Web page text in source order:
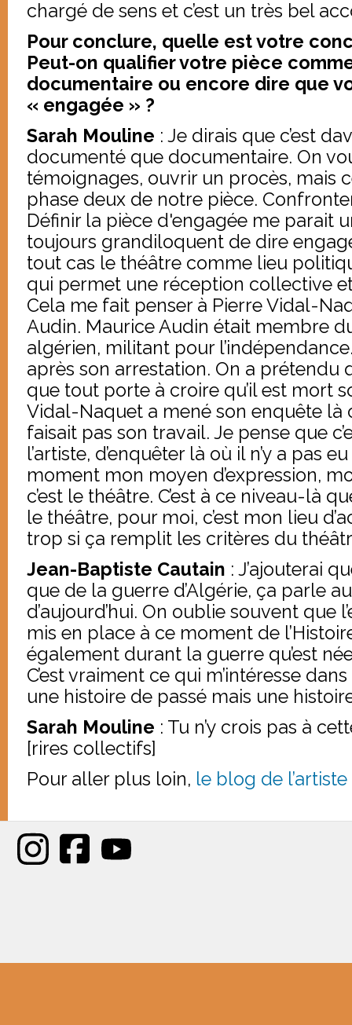
chargé de sens et c’est un très bel
Pour conclure, quelle est votre
Peut-on qualifier votre pièce
documentaire ou encore dire que
« engagée » ?
Sarah Mouline : Je dirais que c’est
documenté que documentaire. On
témoignages, ouvrir un procès, mais
phase deux de notre pièce.
Définir la pièce d'engagée me parait
toujours grandiloquent de dire
tout cas le théâtre comme lieu
qui permet une réception collective et
Cela me fait penser à Pierre Vidal-
Audin. Maurice Audin était membre
algérien, militant pour
après son arrestation. On a prétendu
que tout porte à croire qu’il est mort
Vidal-Naquet a mené son enquête là
faisait pas son travail. Je pense que
l’artiste, d’enquêter là où il n’y a pas
moment mon moyen d’expression,
c’est le théâtre. C’est à ce niveau-là
le théâtre, pour moi, c’est mon lieu
trop si ça remplit les critères du
Jean-Baptiste Cautain : J’ajouterai
que de la guerre d’Algérie, ça parle
d’aujourd’hui. On oublie souvent que
mis en place à ce moment de
également durant la guerre qu’est
C’est vraiment ce qui m’intéresse
une histoire de passé mais une
Sarah Mouline : Tu n’y crois pas à
[rires collectifs]
Pour aller plus loin, le blog de